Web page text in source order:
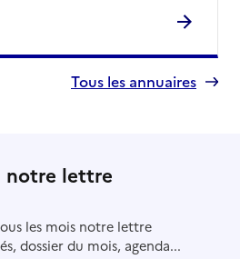
Tous les annuaires
notre lettre
les mois notre lettre
dossier du mois, agenda...